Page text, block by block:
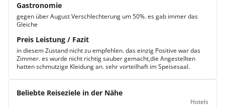
Gastronomie
gegen über August Verschlechterung um 50%. es gab immer das
Gleiche
Preis Leistung / Fazit
in diesem Zustand nicht zu empfehlen. das einzig Positive war das
Zimmer. es wurde nicht richtig sauber gemacht,die Angestellten
hatten schmutzige Kleidung an. sehr vorteilhaft im Speisesaal.
Beliebte Reiseziele in der Nähe
Hotels